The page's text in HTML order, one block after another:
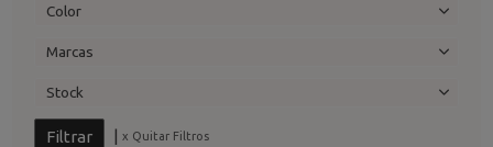
Color
Marcas
Stock
| x Quitar Filtros